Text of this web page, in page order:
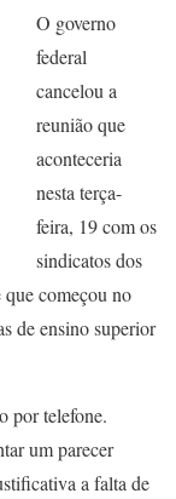
O governo
federal
cancelou a
reunião que
aconteceria
nesta terça-
feira, 19 com os
sindicatos dos
que começou no
de ensino superior
por telefone.
um parecer
a falta de